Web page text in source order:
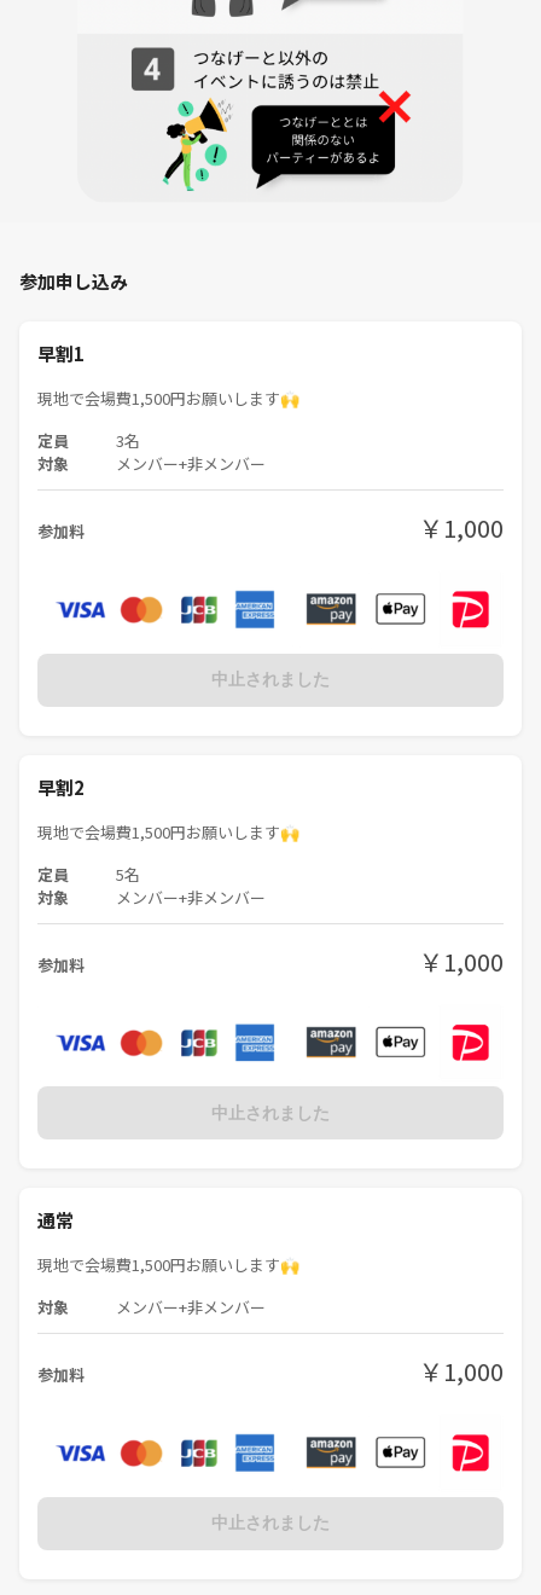
参加申し込み
早割1
現地で会場費1,500円お願いします🙌
定員 3名
対象 メンバー+非メンバー
参加料 ￥1,000
中止されました
早割2
現地で会場費1,500円お願いします🙌
定員 5名
対象
メンバー+非メンバー
参加料 ￥1,000
中止されました
通常
現地で会場費1,500円お願いします🙌
対象 メンバー+非メンバー
参加料 ￥1,000
中止されました